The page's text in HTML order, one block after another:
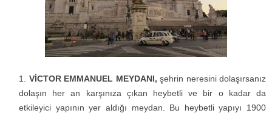
VİCTOR EMMANUEL MEYDANI, şehrin neresini dolaşırsanız
dolaşın her an karşınıza çıkan heybetli ve bir o kadar da
etkileyici yapının yer aldığı meydan. Bu heybetli yapıyı 1900